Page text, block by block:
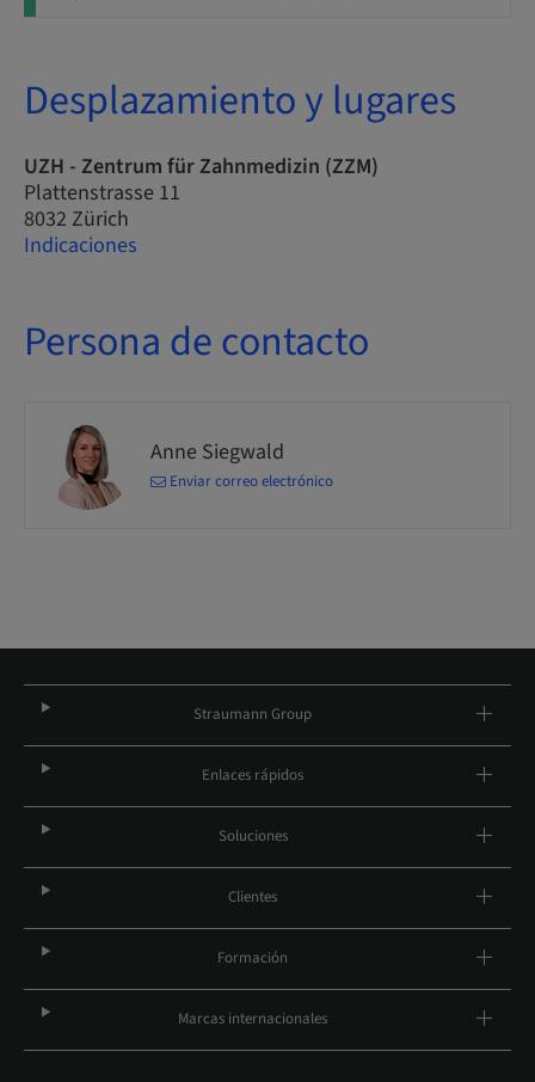
Desplazamiento y lugares
UZH - Zentrum für Zahnmedizin (ZZM)
Plattenstrasse 11
8032 Zürich
Indicaciones
Persona de contacto
Anne Siegwald
Enviar correo electrónico
Straumann Group
Enlaces rápidos
Soluciones
Clientes
Formación
Marcas internacionales